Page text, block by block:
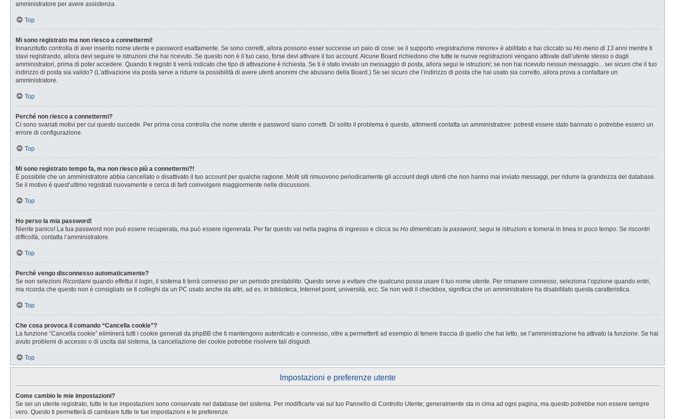
amministratore per avere assistenza.
Top
Mi sono registrato ma non riesco a connettermi!
Innanzitutto controlla di aver inserito nome utente e password esattamente. Se sono corretti, allora possono esser successe un paio di cose: se il supporto «registrazione minore» è abilitato e hai cliccato su Ho meno di 13 anni mentre ti
stavi registrando, allora devi seguire le istruzioni che hai ricevuto. Se questo non è il tuo caso, forse devi attivare il tuo account. Alcune Board richiedono che tutte le nuove registrazioni vengano attivate dall’utente stesso o dagli
amministratori, prima di poter accedere. Quando ti registri ti verrà indicato che tipo di attivazione è richiesta. Se ti è stato inviato un messaggio di posta, allora segui le istruzioni; se non hai ricevuto nessun messaggio... sei sicuro che il tuo
indirizzo di posta sia valido? (L’attivazione via posta serve a ridurre la possibilità di avere utenti anonimi che abusano della Board.) Se sei sicuro che l’indirizzo di posta che hai usato sia corretto, allora prova a contattare un
amministratore.
Top
Perché non riesco a connettermi?
Ci sono svariati motivi per cui questo succede. Per prima cosa controlla che nome utente e password siano corretti. Di solito il problema è questo, altrimenti contatta un amministratore: potresti essere stato bannato o potrebbe esserci un
errore di configurazione.
Top
Mi sono registrato tempo fa, ma non riesco più a connettermi?!
È possibile che un amministratore abbia cancellato o disattivato il tuo account per qualche ragione. Molti siti rimuovono periodicamente gli account degli utenti che non hanno mai inviato messaggi, per ridurre la grandezza del database.
Se il motivo è quest’ultimo registrati nuovamente e cerca di farti coinvolgere maggiormente nelle discussioni.
Top
Ho perso la mia password!
Niente panico! La tua password non può essere recuperata, ma può essere rigenerata. Per far questo vai nella pagina di ingresso e clicca su Ho dimenticato la password, segui le istruzioni e tornerai in linea in poco tempo. Se riscontri
difficoltà, contatta l’amministratore.
Top
Perché vengo disconnesso automaticamente?
Se non selezioni Ricordami quando effettui il login, il sistema ti terrà connesso per un periodo prestabilito. Questo serve a evitare che qualcuno possa usare il tuo nome utente. Per rimanere connesso, seleziona l’opzione quando entri,
ma ricorda che questo non è consigliato se ti colleghi da un PC usato anche da altri, ad es. in biblioteca, Internet point, università, ecc. Se non vedi il checkbox, significa che un amministratore ha disabilitato questa caratteristica.
Top
Che cosa provoca il comando “Cancella cookie”?
La funzione “Cancella cookie” eliminerà tutti i cookie generati da phpBB che ti mantengono autenticato e connesso, oltre a permetterti ad esempio di tenere traccia di quello che hai letto, se l’amministrazione ha attivato la funzione. Se hai
avuto problemi di accesso o di uscita dal sistema, la cancellazione dei cookie potrebbe risolvere tali disguidi.
Top
Impostazioni e preferenze utente
Come cambio le mie impostazioni?
Se sei un utente registrato, tutte le tue impostazioni sono conservate nel database del sistema. Per modificarle vai sul tuo Pannello di Controllo Utente; generalmente sta in cima ad ogni pagina, ma questo potrebbe non essere sempre
vero. Questo ti permetterà di cambiare tutte le tue impostazioni e le preferenze.